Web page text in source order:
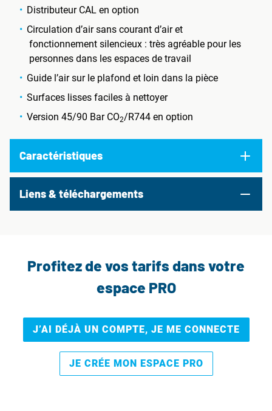
Distributeur CAL en option
Circulation d’air sans courant d’air et
fonctionnement silencieux : très agréable pour les
personnes dans les espaces de travail
Guide l’air sur le plafond et loin dans la pièce
Surfaces lisses faciles à nettoyer
Version 45/90 Bar CO2/R744 en option
Caractéristiques
Liens & téléchargements
Profitez de vos tarifs dans votre
espace PRO
J’AI DÉJÀ UN COMPTE, JE ME CONNECTE
JE CRÉE MON ESPACE PRO